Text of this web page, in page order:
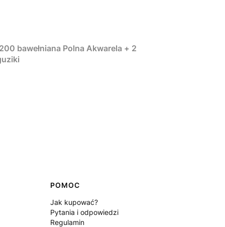
bawełniana Polna Akwarela + 2
POMOC
Jak kupować?
Pytania i odpowiedzi
Regulamin